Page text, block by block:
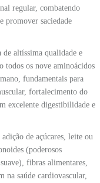
regular, combatendo
promover saciedade
de altíssima qualidade e
todos os nove aminoácidos
fundamentais para
fortalecimento do
excelente digestibilidade e
de açúcares, leite ou
(poderosos
fibras alimentares,
na saúde cardiovascular,